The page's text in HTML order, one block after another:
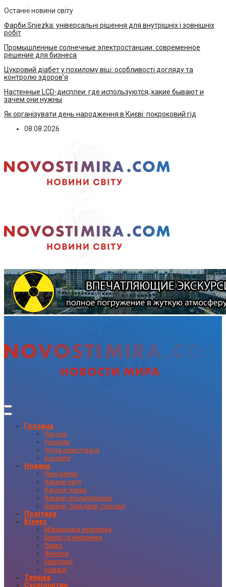
Останні новини світу
Фарби Sniezka: універсальні рішення для внутрішніх і зовнішніх
робіт
Промышленные солнечные электростанции: современное
решение для бизнеса
Цукровий діабет у похилому віці: особливості догляду та
контролю здоров’я
Настенные LCD-дисплеи: где используются, какие бывают и
зачем они нужны
Як організувати день народження в Києві: покроковий гід
08.08.2026
Головна
Про нас
Реклама
Угода користувача
Контакти
Новини
Прес-релізи
Новини світу
Каталог новин
Новини оподаткування
Новини, Скандали, Сенсації
Політика
Бізнес
Міжнародна економіка
Бізнес та економіка
Право
Фінанси
Інвестиції
Іновації
Техніка
Суспільство